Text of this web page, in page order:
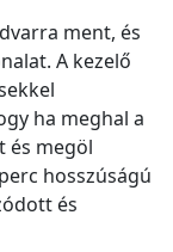
ment, és
A kezelő
ha meghal a
és megöl
hosszúságú
és